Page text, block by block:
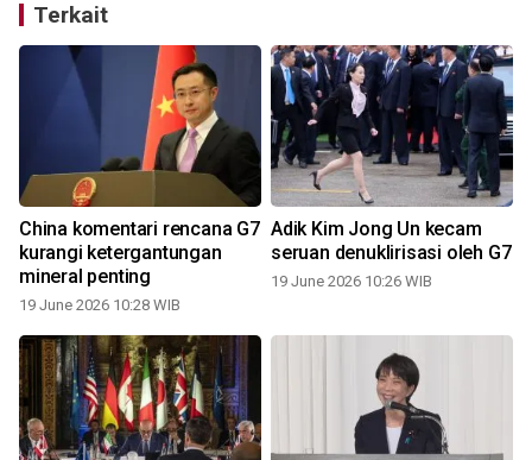
Terkait
China komentari rencana G7
kurangi ketergantungan
mineral penting
19 June 2026 10:28 WIB
Adik Kim Jong Un kecam
seruan denuklirisasi oleh G7
19 June 2026 10:26 WIB